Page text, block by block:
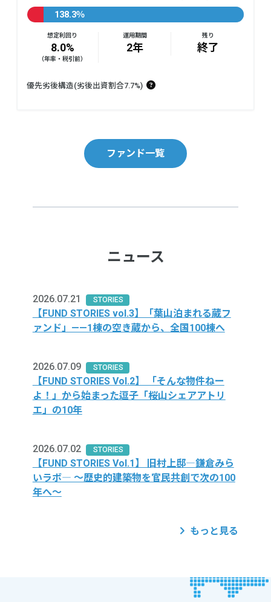
138.3％
想定利回り
8.0%
（年率・税引前）
運用期間
2年
残り
終了
優先劣後構造(劣後出資割合7.7%)
ファンド一覧
ニュース
2026.07.21 STORIES
【FUND STORIES vol.3】「葉山泊まれる蔵フ
ァンド」——1棟の空き蔵から、全国100棟へ
2026.07.09 STORIES
【FUND STORIES Vol.2】 「そんな物件ねー
よ！」から始まった逗子「桜山シェアアトリ
エ」の10年
2026.07.02 STORIES
【FUND STORIES Vol.1】 旧村上邸―鎌倉みら
いラボ― 〜歴史的建築物を官民共創で次の100
年へ〜
もっと見る